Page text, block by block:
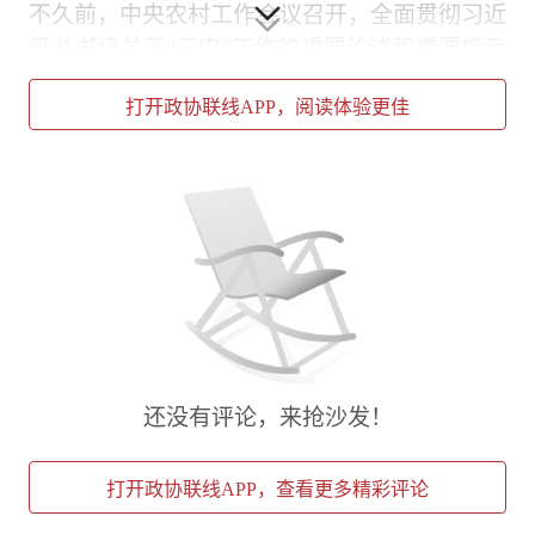
不久前，中央农村工作会议召开，全面贯彻习近
精神，分析形势、部署工作。习近平总书记在重
要指示中强调“促进农民稳定增收”“奋发进取、
习近平总书记曾深刻指出：“乡村振兴，关键在
人、关键在干。”
在2013年出席中央农村工作会议时，习近平总
书记不无忧虑地提出“谁来种地”的问题：“农村
有劳动力，粮食安全谈不上，现代农业谈不上，
新农村建设也谈不上，还会影响传统农耕文化保
护和传承。”总书记还谈及：“我听说，在云南哈
打开政协联线APP，阅读体验更佳
还没有评论，来抢沙发！
打开政协联线APP，查看更多精彩评论